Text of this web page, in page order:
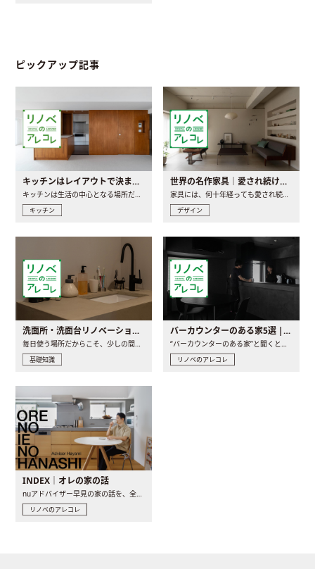
ピックアップ記事
キッチンはレイアウトで決まる。後悔しないための考え方と選び方
キッチンは生活の中心となる場所だからこそ、家の中のどこに置..
キッチン
世界の名作家具｜愛され続ける理由と一生モノとの出会い方
家具には、何十年経っても愛され続ける「名作」と呼ばれるもの..
デザイン
洗面所・洗面台リノベーションの事例と間取りアイデア
毎日使う場所だからこそ、少しの間取りの工夫や素材の選び方で..
基礎知識
バーカウンターのある家5選 | 日常に馴染む“距離の近い”キッチンとは
“バーカウンターのある家”と聞くと、少し特別な、大人のための..
リノベのアレコレ
INDEX｜オレの家の話
nuアドバイザー早見の家の話を、全4話でお届け。リノベーションを..
リノベのアレコレ